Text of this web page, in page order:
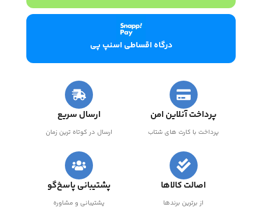
درگاه اقساطی اسنپ پی
پرداخت آنلاین امن
پرداخت با کارت های شتاب
ارسال سریع
ارسال در کوتاه ترین زمان
اصالت کالاها
از برترین برندها
پشتیبانی پاسخ‌گو
پشتیبانی و مشاوره